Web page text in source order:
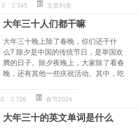
0 345 文章列表
大年三十人们都干嘛
大年三十晚上除了春晚，你们还干什
么? 除夕是中国的传统节日，是举国欢
腾的日子。除夕夜晚上，大家除了看春
晚，还有其他一些庆祝活动。其中，吃
0 726 春节2024
大年三十的英文单词是什么